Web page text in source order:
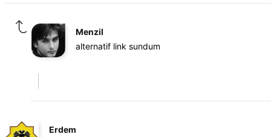
Menzil
alternatif link sundum
Erdem